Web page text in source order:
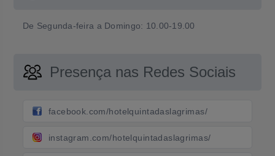
De Segunda-feira a Domingo: 10.00-19.00
Presença nas Redes Sociais
facebook.com/hotelquintadaslagrimas/
instagram.com/hotelquintadaslagrimas/